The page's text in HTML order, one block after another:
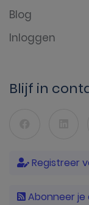
Blog
Inloggen
Blijf in
Registreer
Abonneer je